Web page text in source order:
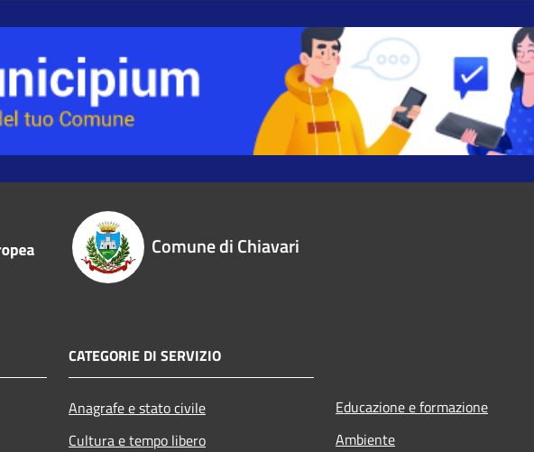
Comune di Chiavari
CATEGORIE DI SERVIZIO
Anagrafe e stato civile
Cultura e tempo libero
Educazione e formazione
Ambiente